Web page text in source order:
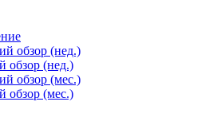
обзор (нед.)
обзор (нед.)
обзор (мес.)
обзор (мес.)